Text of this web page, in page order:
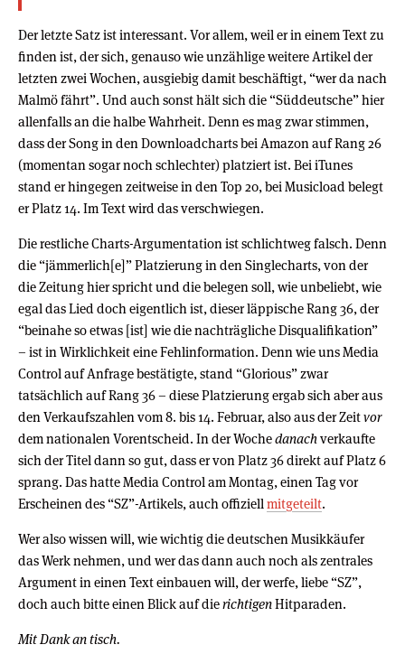
Der letzte Satz ist interessant. Vor allem, weil er in einem Text zu
finden ist, der sich, genauso wie unzählige weitere Artikel der
letzten zwei Wochen, ausgiebig damit beschäftigt, “wer da nach
Malmö fährt”. Und auch sonst hält sich die “Süddeutsche” hier
allenfalls an die halbe Wahrheit. Denn es mag zwar stimmen,
dass der Song in den Downloadcharts bei Amazon auf Rang 26
(momentan sogar noch schlechter) platziert ist. Bei iTunes
stand er hingegen zeitweise in den Top 20, bei Musicload belegt
er Platz 14. Im Text wird das verschwiegen.
Die restliche Charts-Argumentation ist schlichtweg falsch. Denn
die “jämmerlich[e]” Platzierung in den Singlecharts, von der
die Zeitung hier spricht und die belegen soll, wie unbeliebt, wie
egal das Lied doch eigentlich ist, dieser läppische Rang 36, der
“beinahe so etwas [ist] wie die nachträgliche Disqualifikation”
– ist in Wirklichkeit eine Fehlinformation. Denn wie uns Media
Control auf Anfrage bestätigte, stand “Glorious” zwar
tatsächlich auf Rang 36 – diese Platzierung ergab sich aber aus
den Verkaufszahlen vom 8. bis 14. Februar, also aus der Zeitvor
dem nationalen Vorentscheid. In der Wochedanachverkaufte
sich der Titel dann so gut, dass er von Platz 36 direkt auf Platz 6
sprang. Das hatte Media Control am Montag, einen Tag vor
Erscheinen des “SZ”-Artikels, auch offiziell mitgeteilt.
Wer also wissen will, wie wichtig die deutschen Musikkäufer
das Werk nehmen, und wer das dann auch noch als zentrales
Argument in einen Text einbauen will, der werfe, liebe “SZ”,
doch auch bitte einen Blick auf dierichtigenHitparaden.
Mit Dank an tisch.